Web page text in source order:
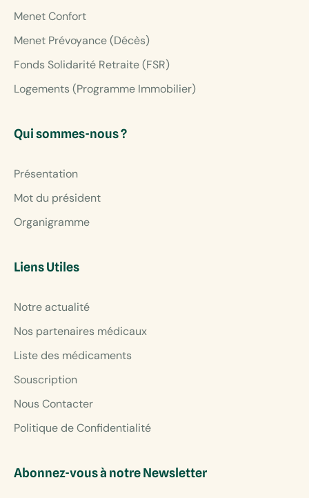
Menet Confort
Menet Prévoyance (Décès)
Fonds Solidarité Retraite (FSR)
Logements (Programme Immobilier)
Qui sommes-nous ?
Présentation
Mot du président
Organigramme
Liens Utiles
Notre actualité
Nos partenaires médicaux
Liste des médicaments
Souscription
Nous Contacter
Politique de Confidentialité
Abonnez-vous à notre Newsletter